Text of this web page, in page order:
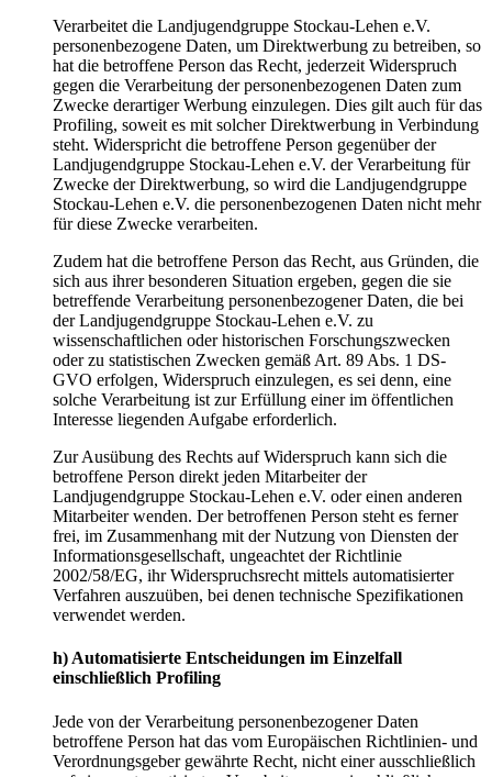
Verarbeitet die Landjugendgruppe Stockau-Lehen e.V.
personenbezogene Daten, um Direktwerbung zu betreiben, so
hat die betroffene Person das Recht, jederzeit Widerspruch
gegen die Verarbeitung der personenbezogenen Daten zum
Zwecke derartiger Werbung einzulegen. Dies gilt auch für das
Profiling, soweit es mit solcher Direktwerbung in Verbindung
steht. Widerspricht die betroffene Person gegenüber der
Landjugendgruppe Stockau-Lehen e.V. der Verarbeitung für
Zwecke der Direktwerbung, so wird die Landjugendgruppe
Stockau-Lehen e.V. die personenbezogenen Daten nicht mehr
für diese Zwecke verarbeiten.
Zudem hat die betroffene Person das Recht, aus Gründen, die
sich aus ihrer besonderen Situation ergeben, gegen die sie
betreffende Verarbeitung personenbezogener Daten, die bei
der Landjugendgruppe Stockau-Lehen e.V. zu
wissenschaftlichen oder historischen Forschungszwecken
oder zu statistischen Zwecken gemäß Art. 89 Abs. 1 DS-
GVO erfolgen, Widerspruch einzulegen, es sei denn, eine
solche Verarbeitung ist zur Erfüllung einer im öffentlichen
Interesse liegenden Aufgabe erforderlich.
Zur Ausübung des Rechts auf Widerspruch kann sich die
betroffene Person direkt jeden Mitarbeiter der
Landjugendgruppe Stockau-Lehen e.V. oder einen anderen
Mitarbeiter wenden. Der betroffenen Person steht es ferner
frei, im Zusammenhang mit der Nutzung von Diensten der
Informationsgesellschaft, ungeachtet der Richtlinie
2002/58/EG, ihr Widerspruchsrecht mittels automatisierter
Verfahren auszuüben, bei denen technische Spezifikationen
verwendet werden.
h) Automatisierte Entscheidungen im Einzelfall
einschließlich Profiling
Jede von der Verarbeitung personenbezogener Daten
betroffene Person hat das vom Europäischen Richtlinien- und
Verordnungsgeber gewährte Recht, nicht einer ausschließlich